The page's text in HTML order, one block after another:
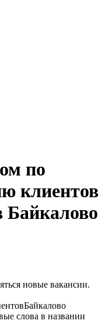
по
клиентов
Байкалово
новые вакансии.
Байкалово
слова в названии